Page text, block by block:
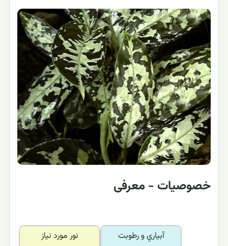
خصوصیات - معرفی
نور مورد نياز آبياري و رطوبت